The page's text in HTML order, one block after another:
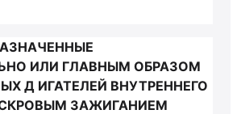
ИЛИ ГЛАВНЫМ ОБРАЗОМ
Д ИГАТЕЛЕЙ ВНУТРЕННЕГО
ЗАЖИГАНИЕМ